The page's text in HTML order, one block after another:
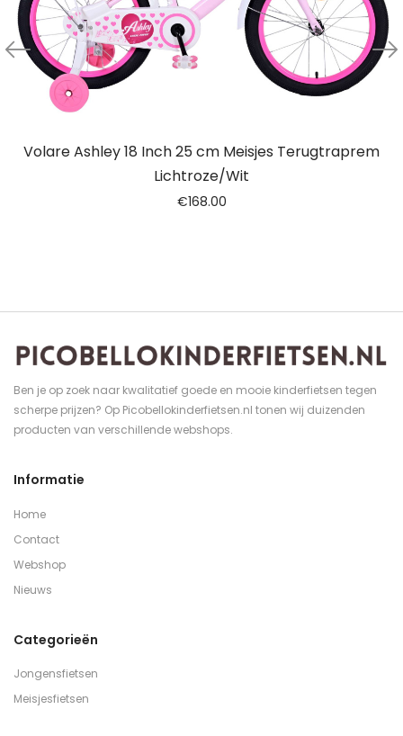
Volare Ashley 18 Inch 25 cm Meisjes Terugtraprem
Lichtroze/Wit
€168.00
Ben je op zoek naar kwalitatief goede en mooie kinderfietsen tegen
scherpe prijzen? Op Picobellokinderfietsen.nl tonen wij duizenden
producten van verschillende webshops.
Informatie
Home
Contact
Webshop
Nieuws
Categorieën
Jongensfietsen
Meisjesfietsen